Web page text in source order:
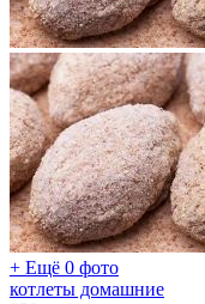
+ Ещё 0 фото
котлеты домашние